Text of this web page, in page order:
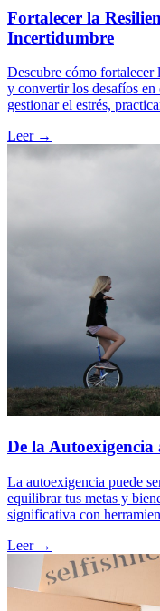
Fortalecer la
Incertidumbre
Descubre cómo fortalecer
y convertir los desafíos
gestionar el estrés,
habilidad que puedes
Leer →
De la
La autoexigencia puede
equilibrar tus metas y
significativa con
Leer →